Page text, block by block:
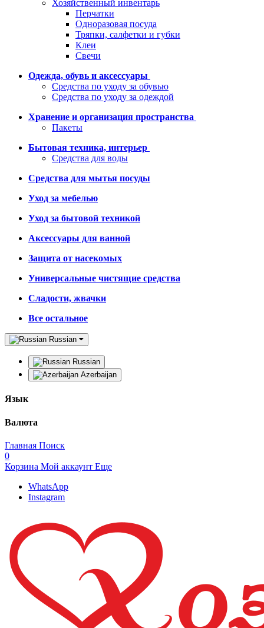
Хозяйственный инвентарь
Перчатки
Одноразовая посуда
Тряпки, салфетки и губки
Клеи
Свечи
Одежда, обувь и аксессуары
Средства по уходу за обувью
Средства по уходу за одеждой
Хранение и организация пространства
Пакеты
Бытовая техника, интерьер
Средства для воды
Средства для мытья посуды
Уход за мебелью
Уход за бытовой техникой
Аксессуары для ванной
Защита от насекомых
Универсальные чистящие средства
Сладости, жвачки
Все остальное
Russian
Russian
Azerbaijan
Язык
Валюта
Главная Поиск
0
Корзина Мой аккаунт Еще
WhatsApp
Instagram